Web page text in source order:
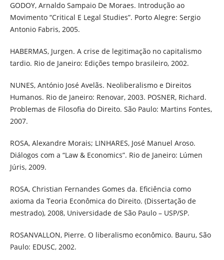
GODOY, Arnaldo Sampaio De Moraes. Introdução ao
Movimento “Critical E Legal Studies”. Porto Alegre: Sergio
Antonio Fabris, 2005.
HABERMAS, Jurgen. A crise de legitimação no capitalismo
tardio. Rio de Janeiro: Edições tempo brasileiro, 2002.
NUNES, António José Avelãs. Neoliberalismo e Direitos
Humanos. Rio de Janeiro: Renovar, 2003. POSNER, Richard.
Problemas de Filosofia do Direito. São Paulo: Martins Fontes,
2007.
ROSA, Alexandre Morais; LINHARES, José Manuel Aroso.
Diálogos com a “Law & Economics”. Rio de Janeiro: Lúmen
Júris, 2009.
ROSA, Christian Fernandes Gomes da. Eficiência como
axioma da Teoria Econômica do Direito. (Dissertação de
mestrado), 2008, Universidade de São Paulo – USP/SP.
ROSANVALLON, Pierre. O liberalismo econômico. Bauru, São
Paulo: EDUSC, 2002.